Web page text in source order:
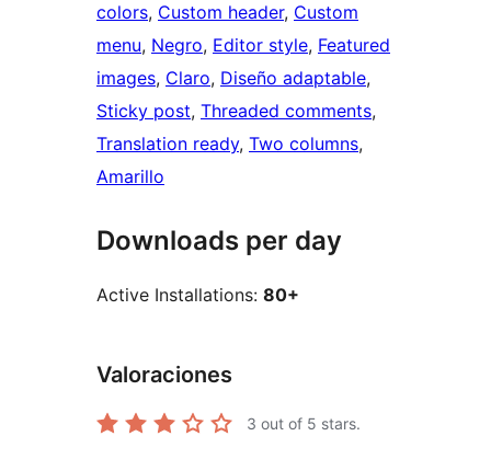
colors, Custom header, Custom
menu, Negro, Editor style, Featured
images, Claro, Diseño adaptable
Sticky post, Threaded comments
Translation ready, Two columns
Amarillo
Downloads per day
Active Installations: 80+
Valoraciones
3 out of 5 stars.